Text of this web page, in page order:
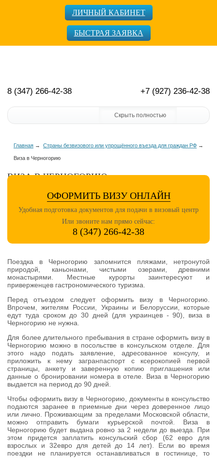
ЛИЧНЫЙ КАБИНЕТ
БЫСТРАЯ ЗАЯВКА
8 (347) 266-42-38 +7 (927) 236-42-38
Скрыть полностью
Главная → Страны безвизового или упрощённого въезда для граждан РФ →
Виза в Черногорию
ВИЗА В ЧЕРНОГОРИЮ
ОФОРМИТЬ ВИЗУ ОНЛАЙН
Удобная подготовка документов для подачи в визовый центр
Или звоните нам прямо сейчас:
8 (347) 266-42-38
Поездка в Черногорию запомнится пляжами, нетронутой
природой, каньонами, чистыми озерами, древними
монастырями. Местные курорты заинтересуют и
приверженцев гастрономического туризма.
Перед отъездом следует оформить визу в Черногорию.
Впрочем, жителям России, Украины и Белоруссии, которые
едут туда сроком до 30 дней (для украинцев - 90), виза в
Черногорию не нужна.
Для более длительного пребывания в стране оформить визу в
Черногорию можно в посольстве в консульском отделе. Для
этого надо подать заявление, адресованное консулу, и
приложить к нему загранпаспорт с ксерокопией первой
страницы, анкету и заверенную копию приглашения или
данные о бронировании номера в отеле. Виза в Черногорию
выдается на период до 90 дней.
Чтобы оформить визу в Черногорию, документы в консульство
подаются заранее в приемные дни через доверенное лицо
или лично. Проживающим за пределами Московской области,
можно отправить бумаги курьерской почтой. Виза в
Черногорию будет выдана ровно за 2 недели до выезда. При
этом придется заплатить консульский сбор (62 евро для
взрослых и 32евро для детей до 14 лет). Если во время
поездки не планируется останавливаться в гостинице, то